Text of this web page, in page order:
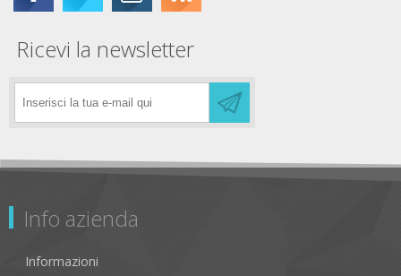
Ricevi la newsletter
Info azienda
Informazioni